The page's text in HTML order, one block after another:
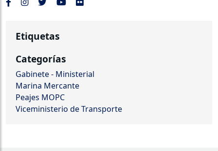
Etiquetas
Categorías
Gabinete - Ministerial
Marina Mercante
Peajes MOPC
Viceministerio de Transporte